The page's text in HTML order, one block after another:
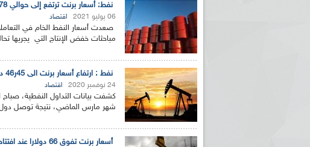
نفط: أسعار برنت ترتفع إلى حوالي 78 دولارا
06 يوليو 2021 اقتصاد
مباحثات خفض الإنتاج التي يجريها
نفط : ارتفاع أسعار برنت الى 45ر46 دولار للبرميل
24 نوفمبر 2020 اقتصاد
كشفت بيانات التداول النفطية،
شهر مارس الماضي، نتيجة توصل دول
أسعار برنت تفوق 66 دولارا عند افتتاح السوق هذا الاثنين